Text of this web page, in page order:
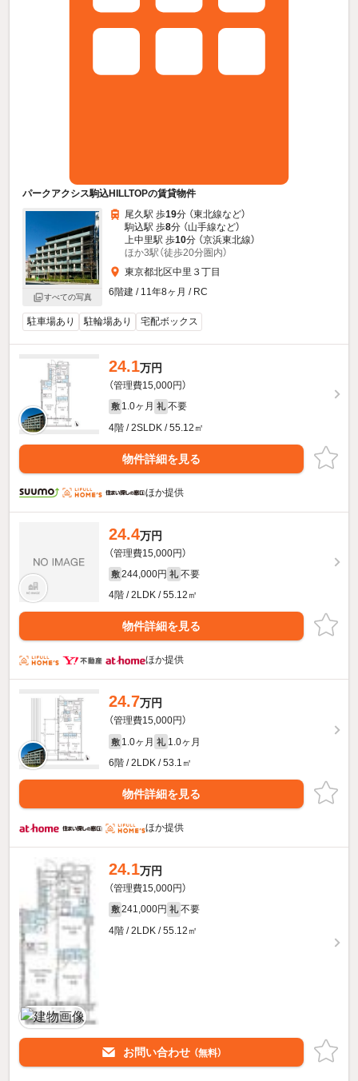
パークアクシス駒込HILLTOPの賃貸物件
すべての写真
尾久駅 歩19分 （東北線など）
駒込駅 歩8分 （山手線など）
上中里駅 歩10分 （京浜東北線）
ほか3駅（徒歩20分圏内）
東京都北区中里３丁目
6階建 / 11年8ヶ月 / RC
駐車場あり 駐輪場あり 宅配ボックス
24.1万円
（管理費15,000円）
敷 1.0ヶ月 礼 不要
4階 / 2SLDK / 55.12㎡
物件詳細を見る
ほか提供
24.4万円
（管理費15,000円）
敷 244,000円 礼 不要
4階 / 2LDK / 55.12㎡
物件詳細を見る
ほか提供
24.7万円
（管理費15,000円）
敷 1.0ヶ月 礼 1.0ヶ月
6階 / 2LDK / 53.1㎡
物件詳細を見る
ほか提供
24.1万円
（管理費15,000円）
敷 241,000円 礼 不要
4階 / 2LDK / 55.12㎡
お問い合わせ （無料）